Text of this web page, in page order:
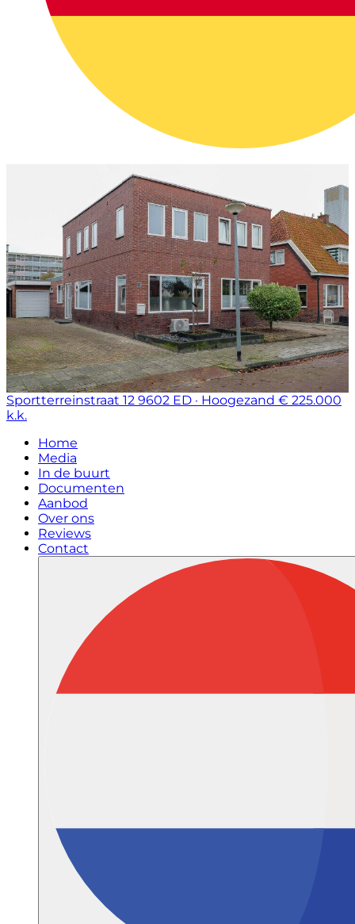
Sportterreinstraat 12 9602 ED · Hoogezand € 225.000
k.k.
Home
Media
In de buurt
Documenten
Aanbod
Over ons
Reviews
Contact